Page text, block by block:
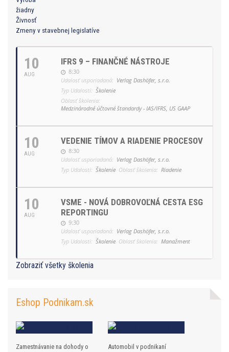
žiadny
Živnosť
Zmeny v stavebnej legislatíve
10
AUG
IFRS 9 – FINANČNÉ NÁSTROJE
8:30
Udalosť usporiadaná: Verlag Dashöfer, s.r.o.
Typ Udalosti: Školenie
Oblasť školenia:
Medzinárodné účtovné štandardy - IAS/IFRS, US GAAP
10
AUG
VEDENIE TÍMOV A RIADENIE PROCESOV
8:30
Udalosť usporiadaná: Verlag Dashöfer, s.r.o.
Typ Udalosti: Školenie Oblasť školenia: Riadenie
10
AUG
VSME - NOVÁ DOBROVOĽNÁ CESTA ESG
REPORTINGU
9:30
Udalosť usporiadaná: Verlag Dashöfer, s.r.o.
Typ Udalosti: Školenie Oblasť školenia: Manažment
Zobraziť všetky školenia
Eshop Podnikam.sk
Zamestnávanie na dohody o
Automobil v podnikaní